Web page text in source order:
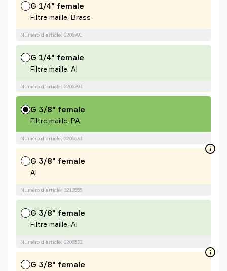
G 1/4" female
Filtre maille, Brass
Numéro d'article: 0206791
G 1/4" female
Filtre maille, Al
Numéro d'article: 0206793
G 3/8" female
Filtre maille, PA
Numéro d'article: 0206533
G 3/8" female
Al
Numéro d'article: 0210555
G 3/8" female
Filtre maille, Al
Numéro d'article: 0206532
G 3/8" female